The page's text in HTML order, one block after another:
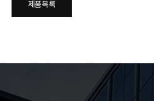
제품목록